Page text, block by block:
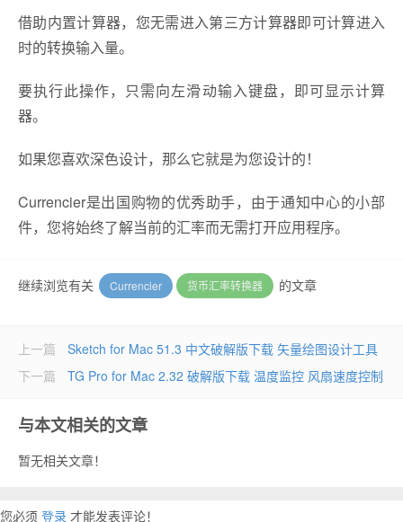
借助内置计算器，您无需进入第三方计算器即可计算进入
时的转换输入量。
要执行此操作，只需向左滑动输入键盘，即可显示计算
器。
如果您喜欢深色设计，那么它就是为您设计的！
Currencier是出国购物的优秀助手，由于通知中心的小部
件，您将始终了解当前的汇率而无需打开应用程序。
继续浏览有关 Currencier 货币汇率转换器 的文章
上一篇
Sketch for Mac 51.3 中文破解版下载 矢量绘图设计工具
TG Pro for Mac 2.32 破解版下载 温度监控 风扇速度控制
下一篇
与本文相关的文章
暂无相关文章！
您必须 登录 才能发表评论！